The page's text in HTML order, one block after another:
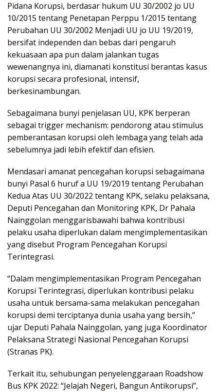
Pidana Korupsi, berdasar hukum UU 30/2002 jo UU
10/2015 tentang Penetapan Perppu 1/2015 tentang
Perubahan UU 30/2002 Menjadi UU jo UU 19/2019,
bersifat independen dan bebas dari pengaruh
kekuasaan apa pun dalam jalankan tugas
wewenangnya ini, diamanati konstitusi berantas kasus
korupsi secara profesional, intensif,
berkesinambungan.
Sebagaimana bunyi penjelasan UU, KPK berperan
sebagai trigger mechanism: pendorong atau stimulus
pemberantasan korupsi oleh lembaga yang telah ada
sebelumnya jadi lebih efektif dan efisien.
Mendasari amanat pencegahan korupsi sebagaimana
bunyi Pasal 6 huruf a UU 19/2019 tentang Perubahan
Kedua Atas UU 30/2022 tentang KPK, selaku pelaksana,
Deputi Pencegahan dan Monitoring KPK, Dr Pahala
Nainggolan menggarisbawahi bahwa kontribusi
pelaku usaha diperlukan dalam mengimplementasikan
yang disebut Program Pencegahan Korupsi
Terintegrasi.
“Dalam mengimplementasikan Program Pencegahan
Korupsi Terintegrasi, diperlukan kontribusi pelaku
usaha untuk bersama-sama melakukan pencegahan
korupsi demi terciptanya dunia usaha yang bersih,”
ujar Deputi Pahala Nainggolan, yang juga Koordinator
Pelaksana Strategi Nasional Pencegahan Korupsi
(Stranas PK).
Terkait itu, sehubungan penyelenggaraan Roadshow
Bus KPK 2022: “Jelajah Negeri, Bangun Antikorupsi”,